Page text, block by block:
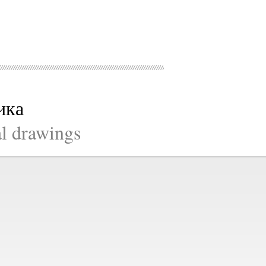
drawings